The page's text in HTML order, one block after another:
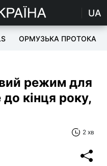
UA
ОРМУЗЬКА ПРОТОКА
режим для
кінця року,
2 хв